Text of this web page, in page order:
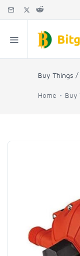
Buy Things
Home Buy